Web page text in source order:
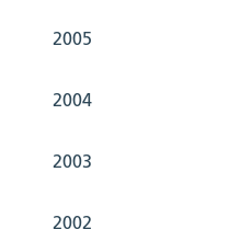
2005
2004
2003
2002